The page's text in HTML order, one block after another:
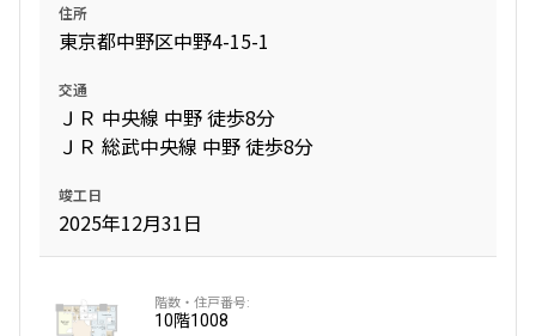
住所
東京都中野区中野4-15-1
交通
ＪＲ 中央線 中野 徒歩8分
ＪＲ 総武中央線 中野 徒歩8分
竣工日
2025年12月31日
10階1008